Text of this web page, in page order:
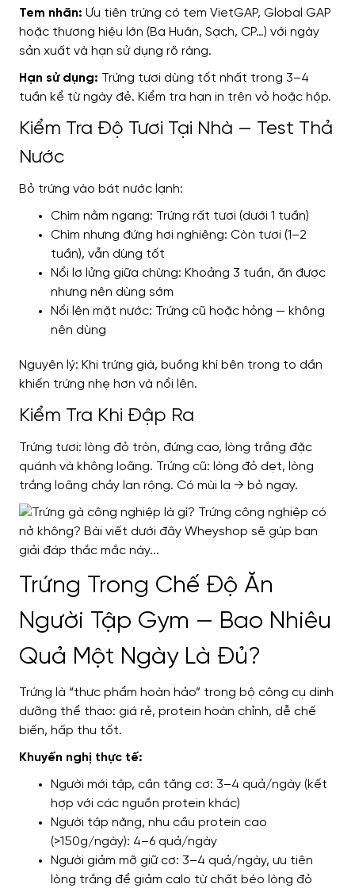
Tem nhãn: Ưu tiên trứng có tem VietGAP, Global GAP
hoặc thương hiệu lớn (Ba Huân, Sạch, CP…) với ngày
sản xuất và hạn sử dụng rõ ràng.
Hạn sử dụng: Trứng tươi dùng tốt nhất trong 3–4
tuần kể từ ngày đẻ. Kiểm tra hạn in trên vỏ hoặc hộp.
Kiểm Tra Độ Tươi Tại Nhà — Test Thả
Nước
Bỏ trứng vào bát nước lạnh:
Chìm nằm ngang: Trứng rất tươi (dưới 1 tuần)
Chìm nhưng đứng hơi nghiêng: Còn tươi (1–2
tuần), vẫn dùng tốt
Nổi lơ lửng giữa chừng: Khoảng 3 tuần, ăn được
nhưng nên dùng sớm
Nổi lên mặt nước: Trứng cũ hoặc hỏng — không
nên dùng
Nguyên lý: Khi trứng già, buồng khí bên trong to dần
khiến trứng nhẹ hơn và nổi lên.
Kiểm Tra Khi Đập Ra
Trứng tươi: lòng đỏ tròn, đứng cao, lòng trắng đặc
quánh và không loãng. Trứng cũ: lòng đỏ dẹt, lòng
trắng loãng chảy lan rộng. Có mùi lạ → bỏ ngay.
Trứng Trong Chế Độ Ăn
Người Tập Gym — Bao Nhiêu
Quả Một Ngày Là Đủ?
Trứng là “thực phẩm hoàn hảo” trong bộ công cụ dinh
dưỡng thể thao: giá rẻ, protein hoàn chỉnh, dễ chế
biến, hấp thu tốt.
Khuyến nghị thực tế:
Người mới tập, cần tăng cơ: 3–4 quả/ngày (kết
hợp với các nguồn protein khác)
Người tập nặng, nhu cầu protein cao
(>150g/ngày): 4–6 quả/ngày
Người giảm mỡ giữ cơ: 3–4 quả/ngày, ưu tiên
lòng trắng để giảm calo từ chất béo lòng đỏ